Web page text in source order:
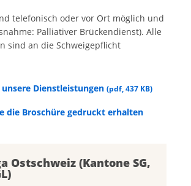
telefonisch oder vor Ort möglich und
Palliativer Brückendienst). Alle
sind an die Schweigepflicht
Dienstleistungen (pdf,437 KB)
die Broschüre gedruckt erhalten
Ostschweiz (Kantone SG,